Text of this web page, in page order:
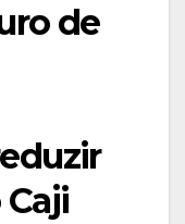
de